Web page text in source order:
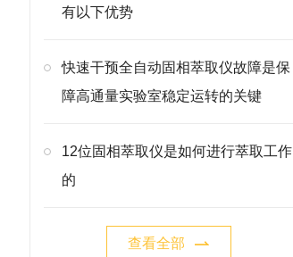
有以下优势
快速干预全自动固相萃取仪故障是保
障高通量实验室稳定运转的关键
12位固相萃取仪是如何进行萃取工作
的
查看全部